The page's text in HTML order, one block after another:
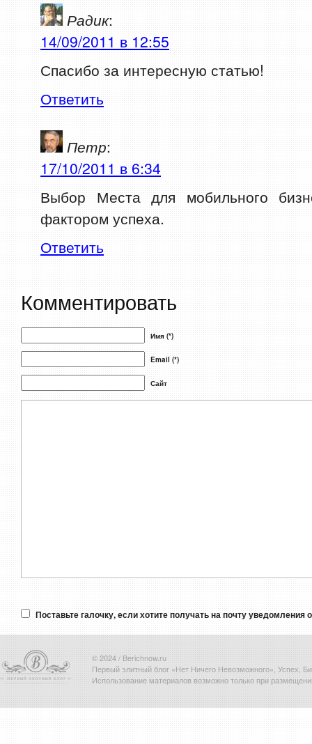
Радик:
14/09/2011 в 12:55
Спасибо за интересную статью!
Ответить
Петр:
17/10/2011 в 6:34
Выбор Места для мобильного
фактором успеха.
Ответить
Комментировать
Имя (*)
Email (*)
Сайт
Поставьте галочку, если хотите получать на почту
© 2024 / Berichnow.ru
Первый элитный блог «Нет Ничего Невозможного», Успех,
Использование материалов возможно только при